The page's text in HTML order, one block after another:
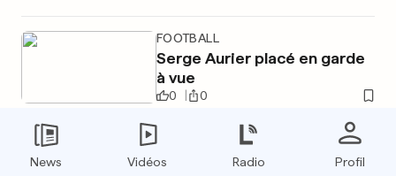
FOOTBALL
Serge Aurier placé en garde
à vue
0 0
News Vidéos Radio Profil